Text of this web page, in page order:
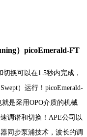
）picoEmerald-FT
换可以在1.5秒内完成，
）运行！picoEmerald-
是采用OPO介质的机械
调谐和切换！APE公司以
同步泵浦技术，波长的调